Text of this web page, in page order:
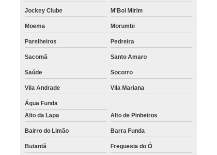
Jockey Clube M'Boi Mirim
Moema Morumbi
Parelheiros Pedreira
Sacomã Santo Amaro
Saúde Socorro
Vila Andrade Vila Mariana
Água Funda
Alto da Lapa
Alto de Pinheiros
Bairro do Limão Barra Funda
Butantã Freguesia do Ó